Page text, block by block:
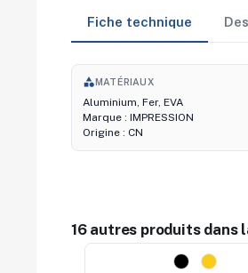
Fiche technique
categoryMATÉRIAUX
Aluminium, Fer, EVA
Marque : IMPRESSION
Origine : CN
16 autres produits dans